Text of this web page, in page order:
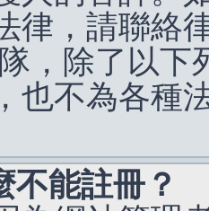
律，請聯絡
，除了以下
也不為各種
不能註冊？